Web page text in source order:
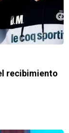
recibimiento